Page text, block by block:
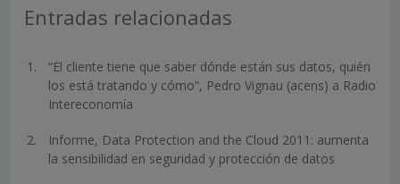
Entradas relacionadas
“El cliente tiene que saber dónde están sus datos, quién
los está tratando y cómo”, Pedro Vignau (acens) a Radio
Intereconomía
Informe, Data Protection and the Cloud 2011: aumenta
la sensibilidad en seguridad y protección de datos